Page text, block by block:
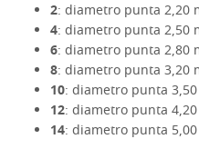
2: diametro punta 2,20
4: diametro punta 2,50
6: diametro punta 2,80
8: diametro punta 3,20
10: diametro punta 3,50
12: diametro punta 4,20
14: diametro punta 5,00